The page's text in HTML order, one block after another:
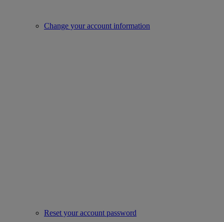
Change your account information
Reset your account password